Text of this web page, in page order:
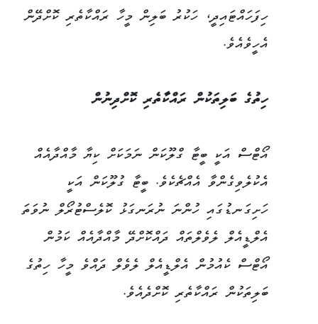
ހިފަހައްޓައިދީ، ހަކުރު ބަލިން މީހާ ރައްކާތެރި ކޮށްދޭން
އެހީވެއެވެ.
ހިތުގެ ބަލިތަކުން ރައްކާތެރި ކޮށްދިނުން
އޯޓްސް އަކީ ބީޓާ ގްލޫކަން ނަމަކަށް ކިޔާ މާއްދާއެއް
އެކުލެވިގެންވާ އެއްޗެކެވެ. ބީޓާ ގުލޫކަން އަކީ
ހަށިގަނޑުގައި ހުންނަ ނުރަނގަޅު ކޮލެސްޓުރޯލް ނުވަތަ
އެލްޑީއެލް ލެވެލްތައް ދައްކޮށްދޭ މާއްދާއެއް ކަމުން
އޯޓްސް ކެއުމުން އެލްޑީއެލް ލެވެލް ދައްވެ މީހާ ހިތުގެ
ބަލިތަކުން ރައްކާތެރި ކޮށްދެއެވެ.